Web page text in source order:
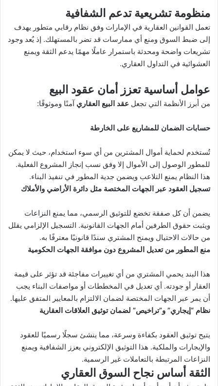
منظومة تشريعية تدعم الشفافية
تعمل القوانين العقارية في الإمارات وفق نظام رقابي متطور يهدف
إلى ضبط السوق ومنع أي ممارسات قد تضر بالمستهلك. إذ يُعد وجود
تشريعات واضحة ومحدثة باستمرار عاملًا مهمًا يدعم الثقة ويمنع
العشوائية في التداول العقاري.
عوامل أساسية تعزز أمان عقود البيع
من أبرز الأنظمة التي تجعل عقد البيع العقاري آمنًا وموثوقًا:
حسابات الضمان للمشاريع على الخارطة
تُستخدم لحماية أموال المشترين من أي سوء استخدام، حيث لا يمكن
للمطور الوصول إلى الأموال إلا وفق نسب إنجاز المشروع الفعلية.
هذا النظام يمنع التلاعب ويضمن جدية المطور في تنفيذ البناء.
تسجيل العقود عبر الجهات المختصة مثل دائرة الأراضي والأملاك
يضمن أن كل صفقة تخضع للتوثيق الرسمي، مما يمنع النزاعات
ويثبت حقوق الطرفين أمام الجهات القانونية. التسجيل الإلزامي يقلل
من حالات الاحتيال ويمنح المشتري سندًا قانونيًا معترفًا به.
منع المطور من تعديل المشروع دون موافقة الجهات الحكومية
هذا البند يحمي المشتري من أي تغييرات مفاجئة قد تؤثر على قيمة
العقار أو جودته. أي تعديل في المخططات أو مواصفات البناء يجب
أن يمر عبر الجهات المختصة لضمان الالتزام بالمعايير المتفق عليها.
نظام “إيجاري” و”تراخيص” لضمان توثيق العلاقات العقارية
يتيح توثيق العقود بكفاءة وسرعة، مما ينشئ سجلًا رسميًا للعقود
والإيجارات والملكية. هذا التوثيق الإلكتروني يعزز الشفافية ويمنع
النزاعات المرتبطة بالتعاملات غير الرسمية.
الثقة أساس نجاح السوق العقاري